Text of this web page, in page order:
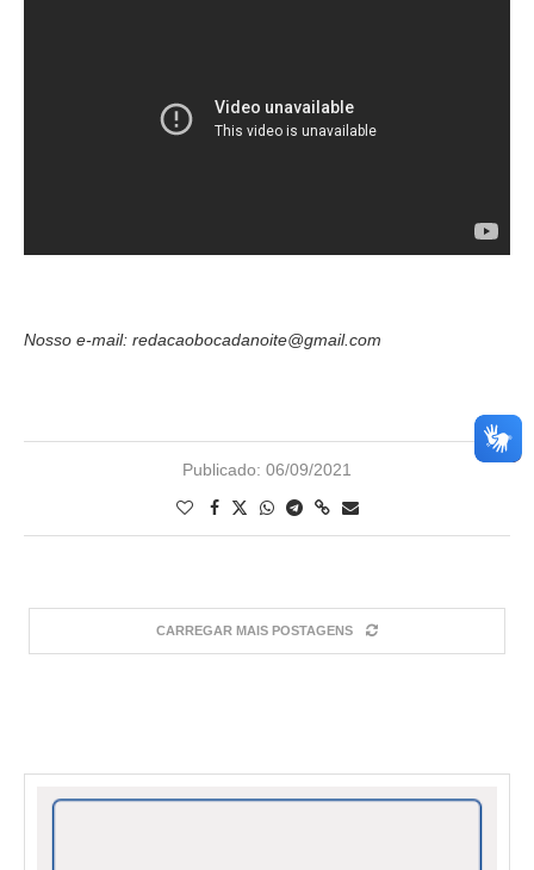
Nosso e-mail: redacaobocadanoite@gmail.com
Publicado: 06/09/2021
CARREGAR MAIS POSTAGENS